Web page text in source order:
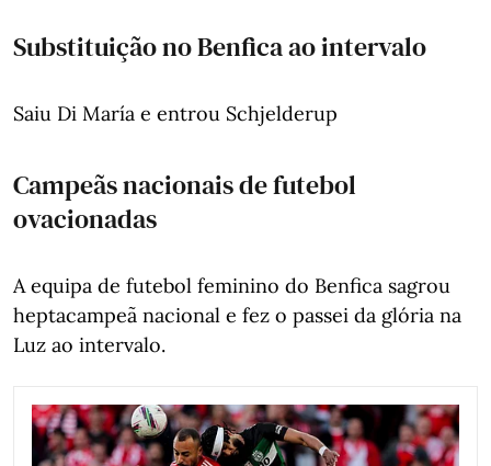
Substituição no Benfica ao intervalo
Saiu Di María e entrou Schjelderup
Campeãs nacionais de futebol
ovacionadas
A equipa de futebol feminino do Benfica sagrou
heptacampeã nacional e fez o passei da glória na
Luz ao intervalo.